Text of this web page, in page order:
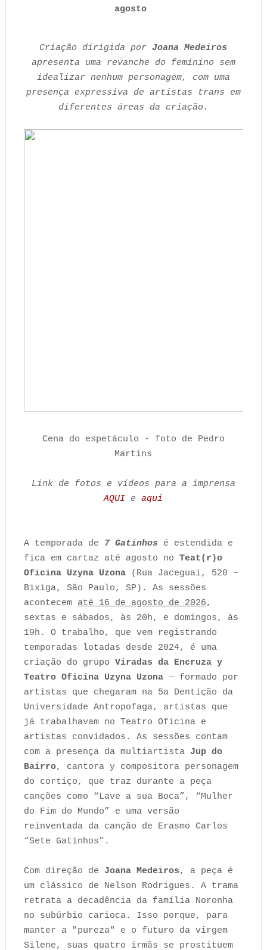
agosto
Criação dirigida porJoana Medeiros
apresenta uma revanche do feminino sem
idealizar nenhum personagem, com uma
presença expressiva de artistas trans em
diferentes áreas da criação.
Cena do espetáculo - foto de Pedro
Martins
Link de fotos e vídeos para a imprensa
AQUI eaqui
A temporada de 7 Gatinhosé estendida e
fica em cartaz até agosto no Teat(r)o
Oficina Uzyna Uzona(Rua Jaceguai, 520 –
Bixiga, São Paulo, SP). As sessões
acontecem até 16 de agosto de 2026,
sextas e sábados, às 20h, e domingos, às
19h. O trabalho, que vem registrando
temporadas lotadas desde 2024, é uma
criação do grupo Viradas da Encruza y
Teatro Oficina Uzyna Uzona— formado por
artistas que chegaram na 5a Dentição da
Universidade Antropofaga, artistas que
já trabalhavam no Teatro Oficina e
artistas convidados. As sessões contam
com a presença da multiartista Jup do
Bairro, cantora y compositora personagem
do cortiço, que traz durante a peça
canções como “Lave a sua Boca”, “Mulher
do Fim do Mundo” e uma versão
reinventada da canção de Erasmo Carlos
“Sete Gatinhos”.
Com direção de Joana Medeiros, a peça é
um clássico de Nelson Rodrigues. A trama
retrata a decadência da família Noronha
no subúrbio carioca. Isso porque, para
manter a "pureza" e o futuro da virgem
Silene, suas quatro irmãs se prostituem